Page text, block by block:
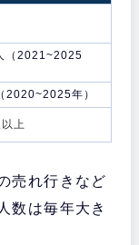
（2021~2025
2020~2025年）
上
売れ行きなど
数は毎年大き